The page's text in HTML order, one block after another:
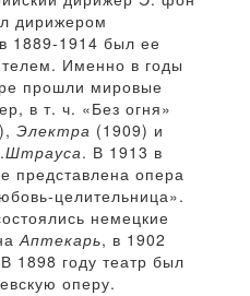
дирижером
1889-1914 был ее
Именно в годы
прошли мировые
в т. ч. «Без огня»
Электра (1909) и
Штрауса. В 1913 в
представлена опера
целительница».
немецкие
Аптекарь, в 1902
1898 году театр был
оперу.